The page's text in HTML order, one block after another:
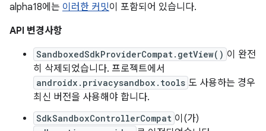
alpha18에는 이러한 커밋이 포함되어 있습니다.
API 변경사항
SandboxedSdkProviderCompat.getView() 이 완전
히 삭제되었습니다. 프로젝트에서
androidx.privacysandbox.tools 도 사용하는 경우
최신 버전을 사용해야 합니다.
SdkSandboxControllerCompat 이(가)